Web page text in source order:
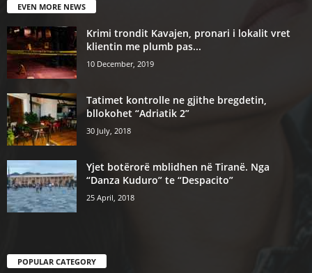
EVEN MORE NEWS
Krimi trondit Kavajen, pronari i lokalit vret
klientin me plumb pas...
10 December, 2019
Tatimet kontrolle ne gjithe bregdetin,
bllokohet “Adriatik 2”
30 July, 2018
Yjet botërorë mblidhen në Tiranë. Nga
“Danza Kuduro” te “Despacito”
25 April, 2018
POPULAR CATEGORY